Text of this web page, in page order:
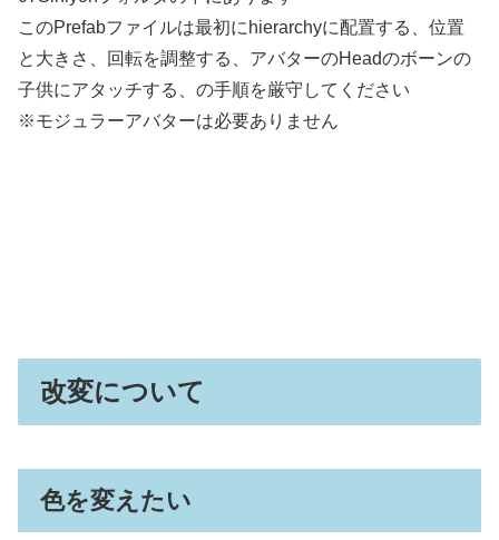
このPrefabファイルは最初にhierarchyに配置する、位置
と大きさ、回転を調整する、アバターのHeadのボーンの
子供にアタッチする、の手順を厳守してください
※モジュラーアバターは必要ありません
改変について
色を変えたい